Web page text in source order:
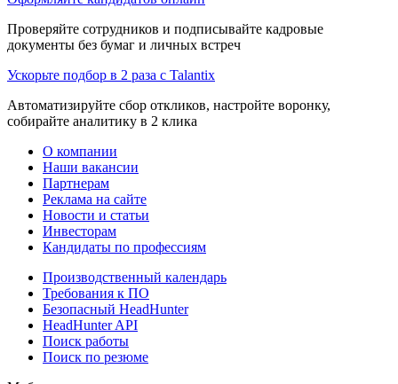
Проверяйте сотрудников и подписывайте кадровые
документы без бумаг и личных встреч
Ускорьте подбор в 2 раза с Talantix
Автоматизируйте сбор откликов, настройте воронку,
собирайте аналитику в 2 клика
О компании
Наши вакансии
Партнерам
Реклама на сайте
Новости и статьи
Инвесторам
Кандидаты по профессиям
Производственный календарь
Требования к ПО
Безопасный HeadHunter
HeadHunter API
Поиск работы
Поиск по резюме